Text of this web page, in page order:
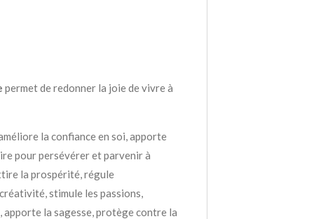
permet de redonner la joie de vivre à
la confiance en soi, apporte
pour persévérer et parvenir à
la prospérité, régule
stimule les passions,
apporte la sagesse, protège contre la